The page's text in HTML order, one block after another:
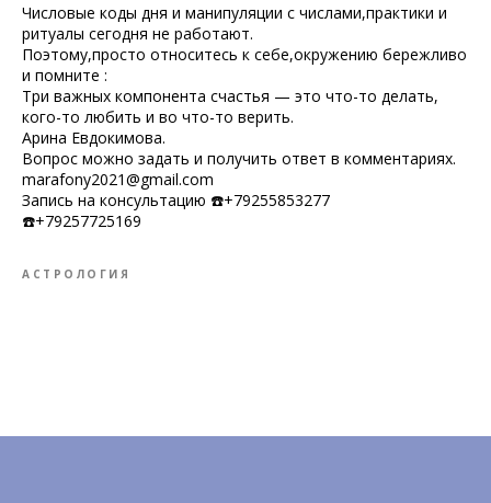
Числовые коды дня и манипуляции с числами,практики и
ритуалы сегодня не работают.
Поэтому,просто относитесь к себе,окружению бережливо
и помните :
Три важных компонента счастья — это что-то делать,
кого-то любить и во что-то верить.
Арина Евдокимова.
Вопрос можно задать и получить ответ в комментариях.
marafony2021@gmail.com
Запись на консультацию ☎️+79255853277
☎️+79257725169
АСТРОЛОГИЯ